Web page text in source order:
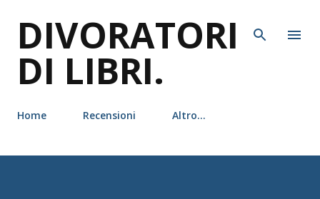
DIVORATORI
DI LIBRI.
Home Recensioni Altro…